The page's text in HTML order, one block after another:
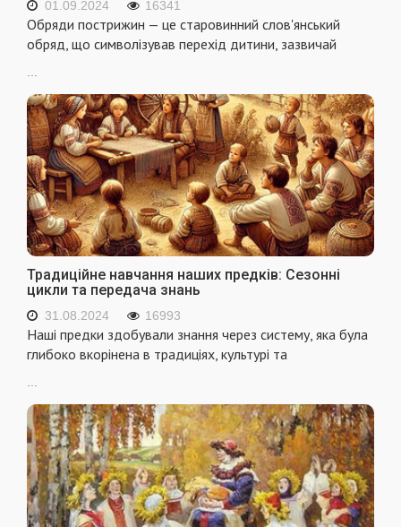
01.09.2024 16341
Обряди пострижин — це старовинний слов'янський
обряд, що символізував перехід дитини, зазвичай
...
Традиційне навчання наших предків: Сезонні
цикли та передача знань
31.08.2024 16993
Наші предки здобували знання через систему, яка була
глибоко вкорінена в традиціях, культурі та